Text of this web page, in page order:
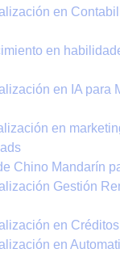
en
en
en IA para
en
Chino Mandarín
Gestión
en
en